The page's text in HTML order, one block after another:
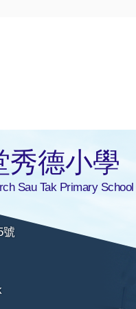
秀德小學
Sau Tak Primary School
號